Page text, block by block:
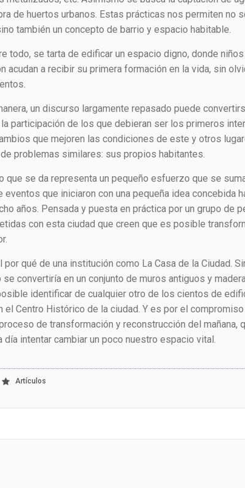
de huertos urbanos. Estas prácticas nos permiten no
también un concepto de barrio y espacio habitable.
todo, se tarta de edificar un espacio digno, donde niños
acudan a recibir su primera formación en la vida, sin
un discurso largamente repasado puede
participación de los que debieran ser los primeros
que mejoren las condiciones de este y otros
problemas similares: sus propios habitantes.
que se da representa un pequeño esfuerzo que se
eventos que iniciaron con una pequeña idea concebida
años. Pensada y puesta en práctica por un grupo de
con esta ciudad que creen que es posible
por qué de una institución como La Casa de la Ciudad.
se convertiría en un conjunto de muros antiguos y
identificar de cualquier otro de los cientos de
el Centro Histórico de la ciudad. Y es por el
de transformación y reconstrucción del mañana,
día intentar cambiar un poco nuestro espacio vital.
Artículos